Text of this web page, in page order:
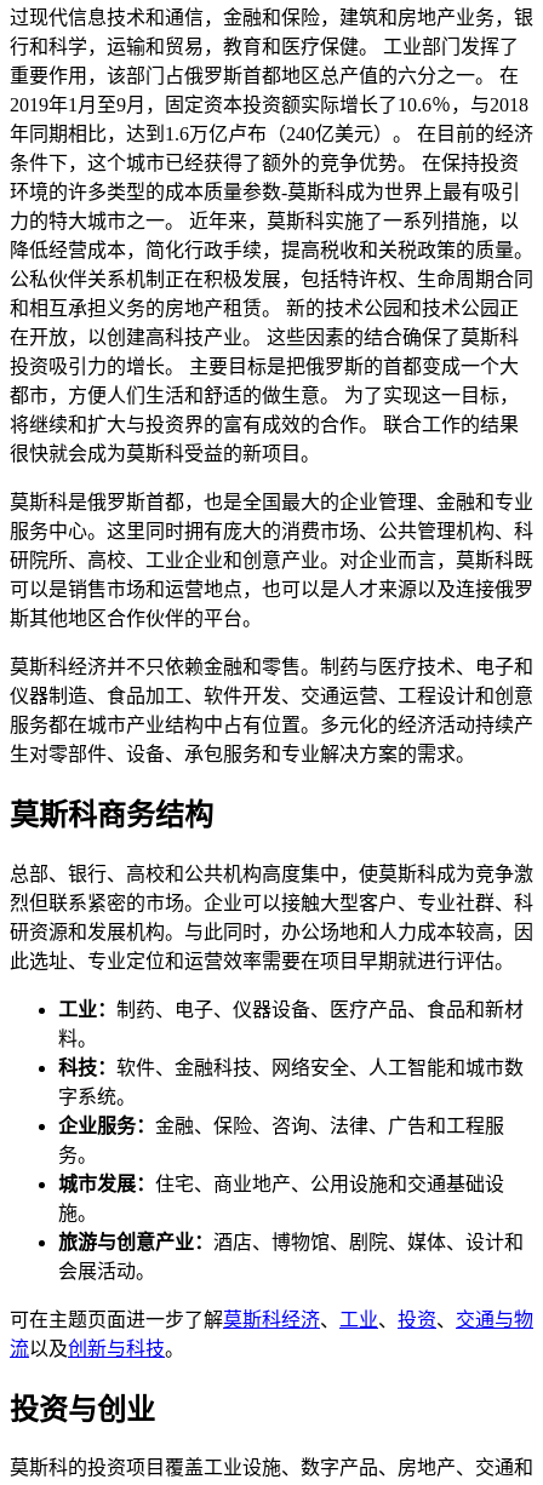
过现代信息技术和通信，金融和保险，建筑和房地产业务，银
行和科学，运输和贸易，教育和医疗保健。 工业部门发挥了
重要作用，该部门占俄罗斯首都地区总产值的六分之一。 在
2019年1月至9月，固定资本投资额实际增长了10.6％，与2018
年同期相比，达到1.6万亿卢布（240亿美元）。 在目前的经济
条件下，这个城市已经获得了额外的竞争优势。 在保持投资
环境的许多类型的成本质量参数-莫斯科成为世界上最有吸引
力的特大城市之一。 近年来，莫斯科实施了一系列措施，以
降低经营成本，简化行政手续，提高税收和关税政策的质量。
公私伙伴关系机制正在积极发展，包括特许权、生命周期合同
和相互承担义务的房地产租赁。 新的技术公园和技术公园正
在开放，以创建高科技产业。 这些因素的结合确保了莫斯科
投资吸引力的增长。 主要目标是把俄罗斯的首都变成一个大
都市，方便人们生活和舒适的做生意。 为了实现这一目标，
将继续和扩大与投资界的富有成效的合作。 联合工作的结果
很快就会成为莫斯科受益的新项目。
莫斯科是俄罗斯首都，也是全国最大的企业管理、金融和专业
服务中心。这里同时拥有庞大的消费市场、公共管理机构、科
研院所、高校、工业企业和创意产业。对企业而言，莫斯科既
可以是销售市场和运营地点，也可以是人才来源以及连接俄罗
斯其他地区合作伙伴的平台。
莫斯科经济并不只依赖金融和零售。制药与医疗技术、电子和
仪器制造、食品加工、软件开发、交通运营、工程设计和创意
服务都在城市产业结构中占有位置。多元化的经济活动持续产
生对零部件、设备、承包服务和专业解决方案的需求。
莫斯科商务结构
总部、银行、高校和公共机构高度集中，使莫斯科成为竞争激
烈但联系紧密的市场。企业可以接触大型客户、专业社群、科
研资源和发展机构。与此同时，办公场地和人力成本较高，因
此选址、专业定位和运营效率需要在项目早期就进行评估。
工业： 制药、电子、仪器设备、医疗产品、食品和新材
料。
科技： 软件、金融科技、网络安全、人工智能和城市数
字系统。
企业服务： 金融、保险、咨询、法律、广告和工程服
务。
城市发展： 住宅、商业地产、公用设施和交通基础设
施。
旅游与创意产业： 酒店、博物馆、剧院、媒体、设计和
会展活动。
可在主题页面进一步了解莫斯科经济、 工业、 投资、 交通与物
流以及创新与科技。
投资与创业
莫斯科的投资项目覆盖工业设施、数字产品、房地产、交通和